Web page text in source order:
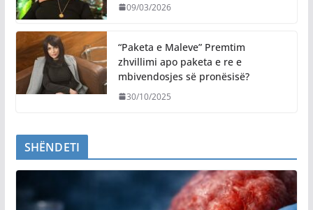
09/03/2026
“Paketa e Maleve” Premtim
zhvillimi apo paketa e re e
mbivendosjes së pronësisë?
30/10/2025
SHËNDETI